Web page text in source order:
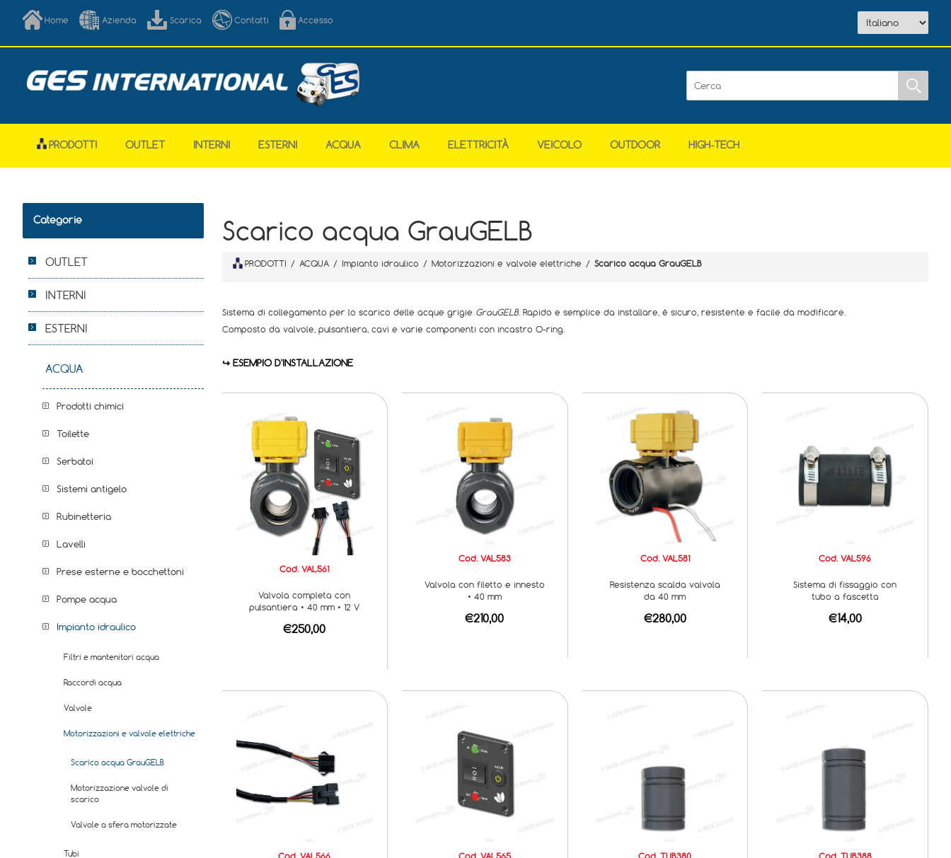
Home Azienda Scarica Contatti Accesso
PRODOTTI OUTLET INTERNI ESTERNI ACQUA CLIMA ELETTRICITÀ VEICOLO OUTDOOR HIGH-TECH
Scarico acqua GrauGELB
PRODOTTI / ACQUA / Impianto idraulico / Motorizzazioni e valvole elettriche / Scarico acqua GrauGELB
Sistema di collegamento per lo scarico delle acque grigie GrauGELB. Rapido e semplice da installare, è sicuro, resistente e facile da modificare.
Composto da valvole, pulsantiera, cavi e varie componenti con incastro O-ring.
↪ ESEMPIO D'INSTALLAZIONE
Cod. VAL561
Valvola completa con
pulsantiera • 40 mm • 12 V
€250,00
Cod. VAL583
Valvola con filetto e innesto
• 40 mm
€210,00
Cod. VAL581
Resistenza scalda valvola
da 40 mm
€280,00
Cod. VAL596
Sistema di fissaggio con
tubo a fascetta
€14,00
Cod. VAL566 Cod. VAL565 Cod. TUB380 Cod. TUB388
Categorie
OUTLET
INTERNI
ESTERNI
ACQUA
Prodotti chimici
Toilette
Serbatoi
Sistemi antigelo
Rubinetteria
Lavelli
Prese esterne e bocchettoni
Pompe acqua
Impianto idraulico
Filtri e mantenitori acqua
Raccordi acqua
Valvole
Motorizzazioni e valvole elettriche
Scarico acqua GrauGELB
Motorizzazione valvole di
scarico
Valvole a sfera motorizzate
Tubi